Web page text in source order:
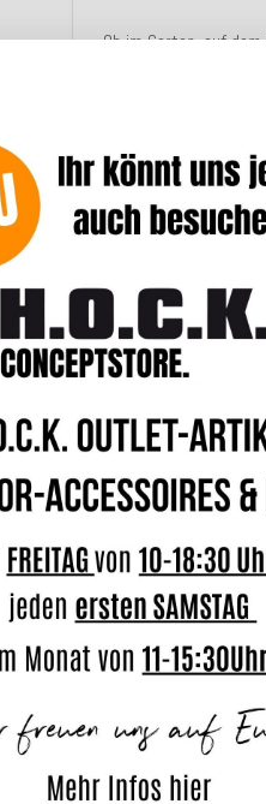
Ob im Garten, auf
manchmal braucht
komplett zu machen.
genau das Richtige:
Mit seinen
Rückenstütze,
lässigeStreifendesign
Wärme in jede
Dank des robusten
bestens für den
6–7 von 8),
pflegeleichtund
Die Füllung aus
beim Lesen, Kaffee
Terrasse.Formstabil,
zum Verweilen ein.
DerBezuglässt sich
einfach abnehmen. Für
mit etwas
Waschmaschine
Bitte beachten Sie:
komplett